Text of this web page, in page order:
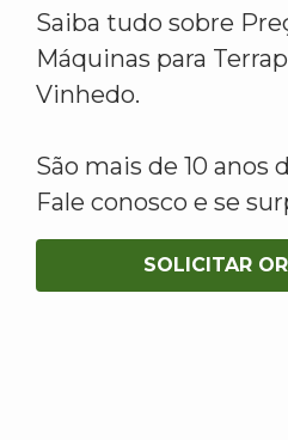
Saiba tudo sobre
Máquinas para
Vinhedo.
São mais de 10 anos
Fale conosco e se
SOLICITAR